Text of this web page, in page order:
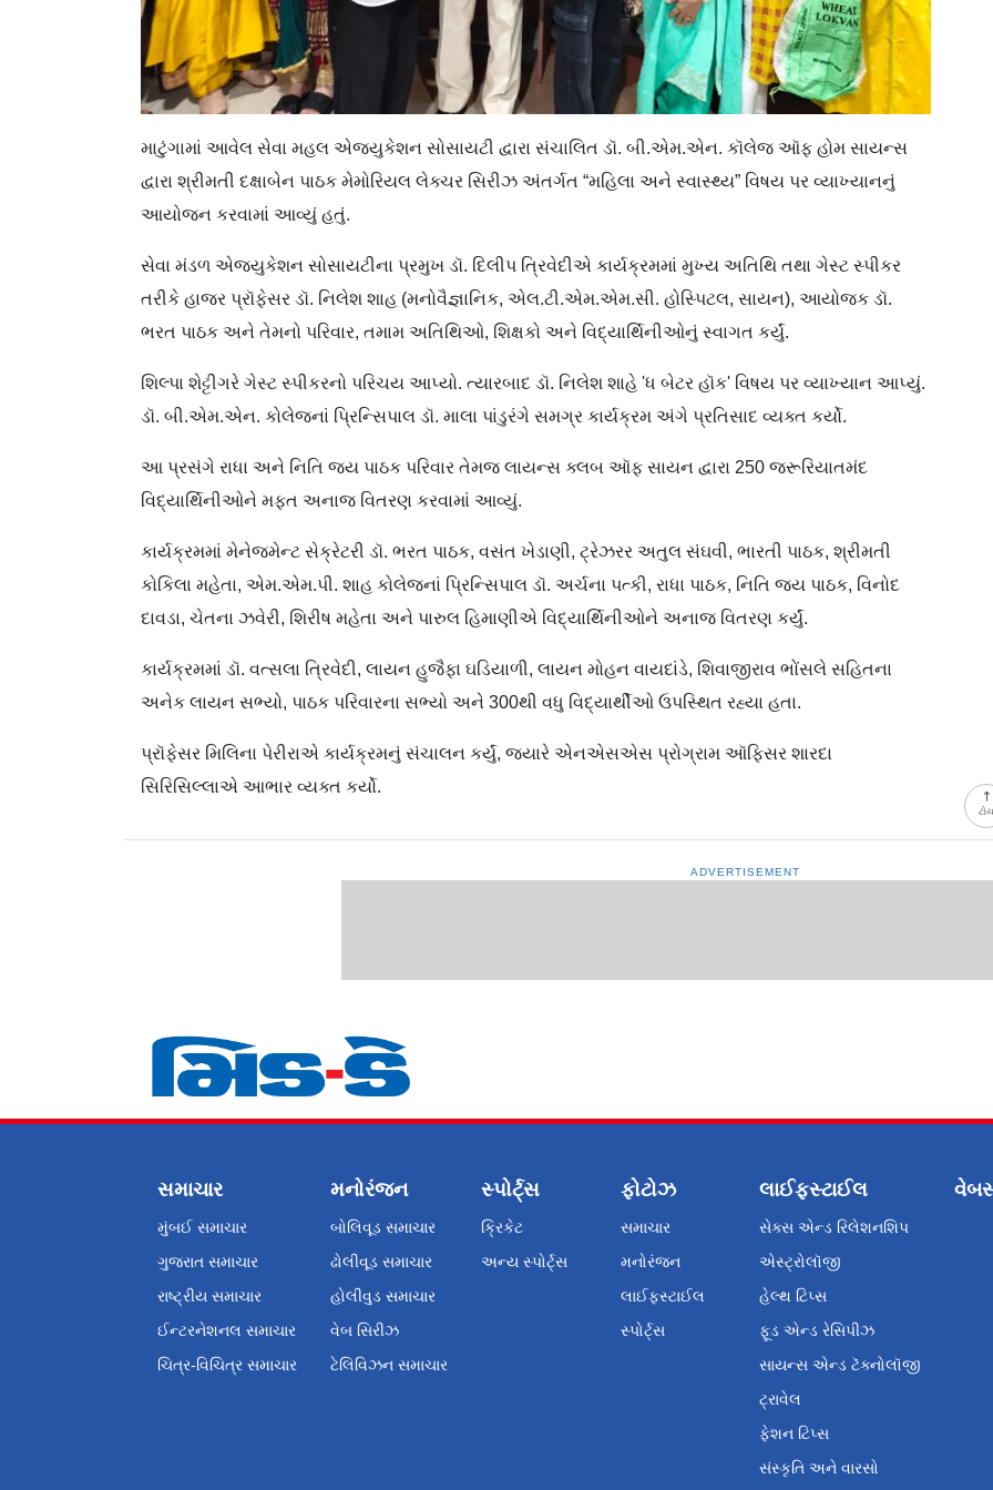
માટુંગામાં આવેલ સેવા મહલ એજ્યુકેશન સોસાયટી દ્વારા સંચાલિત ડૉ. બી.એમ.એન. કૉલેજ ઑફ હોમ સાયન્સ
દ્વારા શ્રીમતી દક્ષાબેન પાઠક મેમોરિયલ લેક્ચર સિરીઝ અંતર્ગત “મહિલા અને સ્વાસ્થ્ય” વિષય પર વ્યાખ્યાનનું
આયોજન કરવામાં આવ્યું હતું.
સેવા મંડળ એજ્યુકેશન સોસાયટીના પ્રમુખ ડૉ. દિલીપ ત્રિવેદીએ કાર્યક્રમમાં મુખ્ય અતિથિ તથા ગેસ્ટ સ્પીકર
તરીકે હાજર પ્રૉફેસર ડૉ. નિલેશ શાહ (મનોવૈજ્ઞાનિક, એલ.ટી.એમ.એમ.સી. હોસ્પિટલ, સાયન), આયોજક ડૉ.
ભરત પાઠક અને તેમનો પરિવાર, તમામ અતિથિઓ, શિક્ષકો અને વિદ્યાર્થિનીઓનું સ્વાગત કર્યું.
શિલ્પા શેટ્ટીગરે ગેસ્ટ સ્પીકરનો પરિચય આપ્યો. ત્યારબાદ ડૉ. નિલેશ શાહે 'ધ બેટર હૉક' વિષય પર વ્યાખ્યાન આપ્યું.
ડૉ. બી.એમ.એન. કોલેજનાં પ્રિન્સિપાલ ડૉ. માલા પાંડુરંગે સમગ્ર કાર્યક્રમ અંગે પ્રતિસાદ વ્યક્ત કર્યો.
આ પ્રસંગે રાધા અને નિતિ જય પાઠક પરિવાર તેમજ લાયન્સ ક્લબ ઑફ સાયન દ્વારા 250 જરૂરિયાતમંદ
વિદ્યાર્થિનીઓને મફત અનાજ વિતરણ કરવામાં આવ્યું.
કાર્યક્રમમાં મેનેજમેન્ટ સેક્રેટરી ડૉ. ભરત પાઠક, વસંત ખેડાણી, ટ્રેઝરર અતુલ સંઘવી, ભારતી પાઠક, શ્રીમતી
કોકિલા મહેતા, એમ.એમ.પી. શાહ કોલેજનાં પ્રિન્સિપાલ ડૉ. અર્ચના પત્કી, રાધા પાઠક, નિતિ જય પાઠક, વિનોદ
દાવડા, ચેતના ઝવેરી, શિરીષ મહેતા અને પારુલ હિમાણીએ વિદ્યાર્થિનીઓને અનાજ વિતરણ કર્યું.
કાર્યક્રમમાં ડૉ. વત્સલા ત્રિવેદી, લાયન હુજૈફા ઘડિયાળી, લાયન મોહન વાયદાંડે, શિવાજીરાવ ભોંસલે સહિતના
અનેક લાયન સભ્યો, પાઠક પરિવારના સભ્યો અને 300થી વધુ વિદ્યાર્થીઓ ઉપસ્થિત રહ્યા હતા.
પ્રૉફેસર મિલિના પેરીરાએ કાર્યક્રમનું સંચાલન કર્યું, જ્યારે એનએસએસ પ્રોગ્રામ ઑફિસર શારદા
સિરિસિલ્લાએ આભાર વ્યક્ત કર્યો.
ADVERTISEMENT
સમાચાર
મુંબઈ સમાચાર
ગુજરાત સમાચાર
રાષ્ટ્રીય સમાચાર
ઈન્ટરનેશનલ સમાચાર
ચિત્ર-વિચિત્ર સમાચાર
મનોરંજન
બોલિવૂડ સમાચાર
ઢોલીવૂડ સમાચાર
હોલીવુડ સમાચાર
વેબ સિરીઝ
ટેલિવિઝન સમાચાર
સ્પોર્ટ્સ
ક્રિકેટ
અન્ય સ્પોર્ટ્સ
ફોટોઝ
સમાચાર
મનોરંજન
લાઈફસ્ટાઈલ
સ્પોર્ટ્સ
લાઈફસ્ટાઈલ
સેક્સ એન્ડ રિલેશનશિપ
એસ્ટ્રોલૉજી
હેલ્થ ટિપ્સ
ફૂડ એન્ડ રેસિપીઝ
સાયન્સ એન્ડ ટૅક્નોલૉજી
ટ્રાવેલ
ફેશન ટિપ્સ
સંસ્કૃતિ અને વારસો